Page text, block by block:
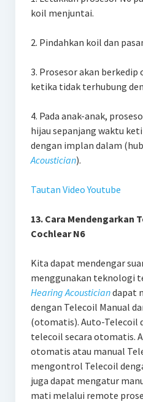
koil menjuntai.
2. Pindahkan koil dan
3. Prosesor akan
ketika tidak terhubung
4. Pada anak-anak,
hijau sepanjang waktu
dengan implan dalam
Acoustician).
Tautan Video Youtube
13. Cara Mendengarkan
Cochlear N6
Kita dapat mendengar
menggunakan teknologi
Hearing Acousticiandapat
dengan Telecoil Manual
(otomatis). Auto-Telecoil
telecoil secara otomatis.
otomatis atau manual
mengontrol Telecoil
juga dapat mengatur
mati melalui remote